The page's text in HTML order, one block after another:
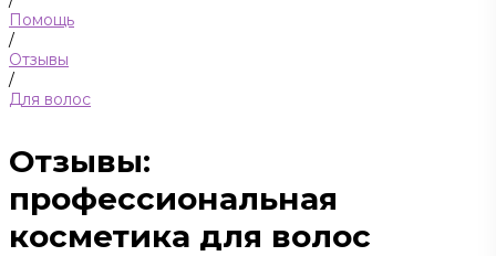
Помощь
/
Отзывы
/
Для волос
Отзывы:
профессиональная
косметика для волос